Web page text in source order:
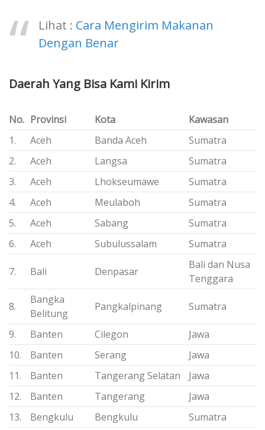
Lihat : Cara Mengirim Makanan
Dengan Benar
Daerah Yang Bisa Kami Kirim
No. Provinsi Kota
Kawasan
1.
Aceh Banda Aceh
Sumatra
2.
Aceh Langsa
Sumatra
3.
Aceh Lhokseumawe
Sumatra
4.
Aceh Meulaboh
Sumatra
5.
Aceh Sabang
Sumatra
6.
Aceh Subulussalam Sumatra
7. Bali Denpasar
Bali dan Nusa
Tenggara
8.
Bangka
Belitung
Pangkalpinang Sumatra
9. Banten Cilegon
Jawa
10.
Banten Serang
Jawa
11.
Banten Tangerang Selatan
Jawa
12.
Banten Tangerang
Jawa
13.
Bengkulu Bengkulu
Sumatra